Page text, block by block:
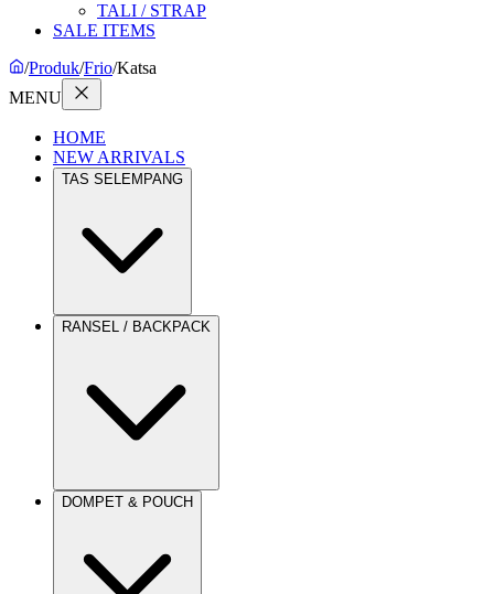
TALI / STRAP
SALE ITEMS
/Produk/Frio/Katsa
MENU
HOME
NEW ARRIVALS
TAS SELEMPANG
RANSEL / BACKPACK
DOMPET & POUCH